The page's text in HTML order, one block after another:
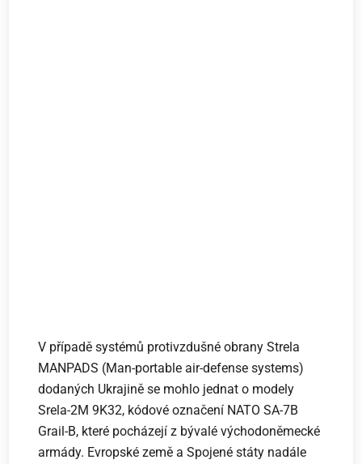
V případě systémů protivzdušné obrany Strela
MANPADS (Man-portable air-defense systems)
dodaných Ukrajině se mohlo jednat o modely
Srela-2M 9K32, kódové označení NATO SA-7B
Grail-B, které pocházejí z bývalé východoněmecké
armády. Evropské země a Spojené státy nadále